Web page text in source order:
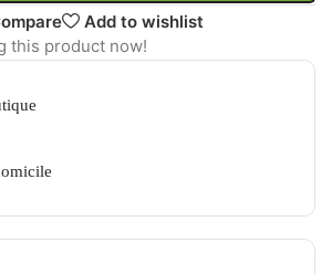
Add to wishlist
this product now!